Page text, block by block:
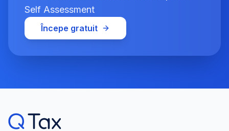
Self Assessment
Începe gratuit